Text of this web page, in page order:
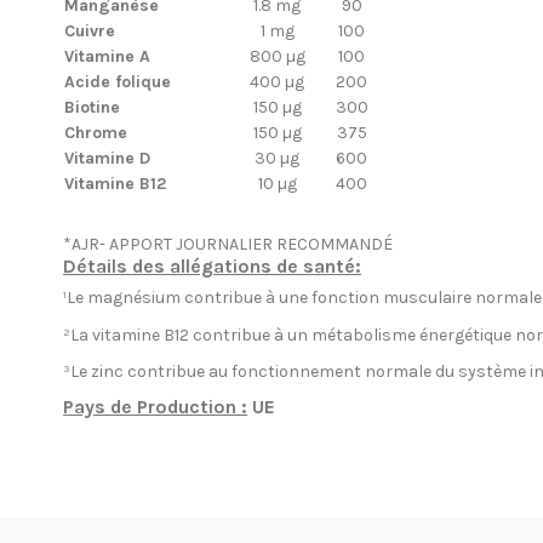
Manganèse
1.8 mg
90
Cuivre
1 mg
100
Vitamine A
800 µg
100
Acide folique
400 µg
200
Biotine
150 µg
300
Chrome
150 µg
375
Vitamine D
30 µg
600
Vitamine B12
10 µg 400
*AJR- APPORT JOURNALIER RECOMMANDÉ
Détails des allégations de santé:
¹Le magnésium contribue à une fonction musculaire normale
²La vitamine B12 contribue à un métabolisme énergétique
³Le zinc contribue au fonctionnement normale du système
Pays de Production : UE